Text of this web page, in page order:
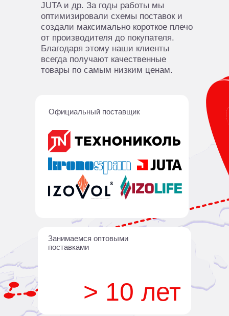
> 10 лет
Занимаемся оптовыми
поставками
Официальный поставщик
JUTA и др. За годы работы мы
оптимизировали схемы поставок и
создали максимально короткое плечо
от производителя до покупателя.
Благодаря этому наши клиенты
всегда получают качественные
товары по самым низким ценам.